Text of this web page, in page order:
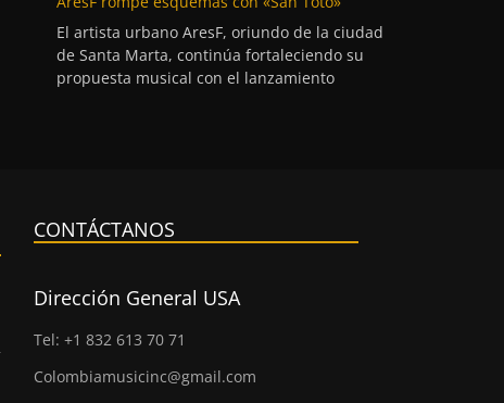
El artista urbano AresF, oriundo de la ciudad
de Santa Marta, continúa fortaleciendo su
propuesta musical con el lanzamiento
CONTÁCTANOS
Dirección General USA
Tel: +1 832 613 70 71
Colombiamusicinc@gmail.com